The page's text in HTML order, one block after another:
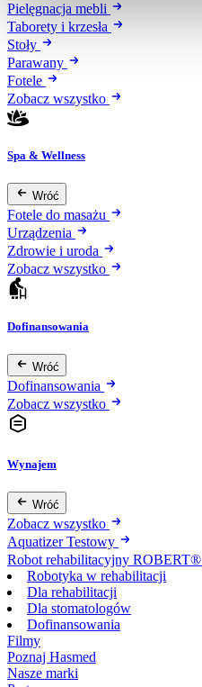
Pielęgnacja mebli
Taborety i krzesła
Stoły
Parawany
Fotele
Zobacz wszystko
Spa & Wellness
Wróć
Fotele do masażu
Urządzenia
Zdrowie i uroda
Zobacz wszystko
Dofinansowania
Wróć
Dofinansowania
Zobacz wszystko
Wynajem
Wróć
Zobacz wszystko
Aquatizer Testowy
Robot rehabilitacyjny ROBERT®
Robotyka w rehabilitacji
Dla rehabilitacji
Dla stomatologów
Dofinansowania
Filmy
Poznaj Hasmed
Nasze marki